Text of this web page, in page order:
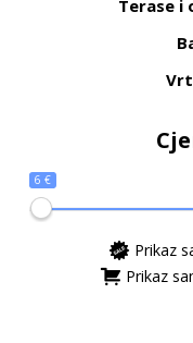
Terase
6 €
Prikaz
Prikaz